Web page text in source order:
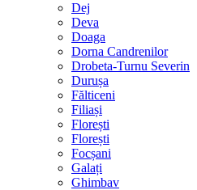
Dej
Deva
Doaga
Dorna Candrenilor
Drobeta-Turnu Severin
Durușa
Fălticeni
Filiași
Florești
Florești
Focșani
Galați
Ghimbav